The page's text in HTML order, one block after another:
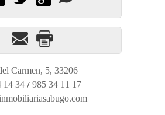
Carmen, 5, 33206
14 34 / 985 34 11 17